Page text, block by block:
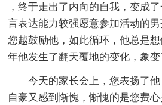
，终于走出了内向的自我，变成
言表达能力较强愿意参加活动的男
您越鼓励他，如此循环，他总是
年他发生了翻天覆地的变化，象变
今天的家长会上，您表扬了他
自豪又感到惭愧，惭愧的是您费